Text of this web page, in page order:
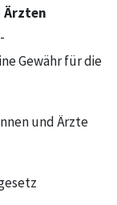
Ärzten
Gewähr für die
und Ärzte